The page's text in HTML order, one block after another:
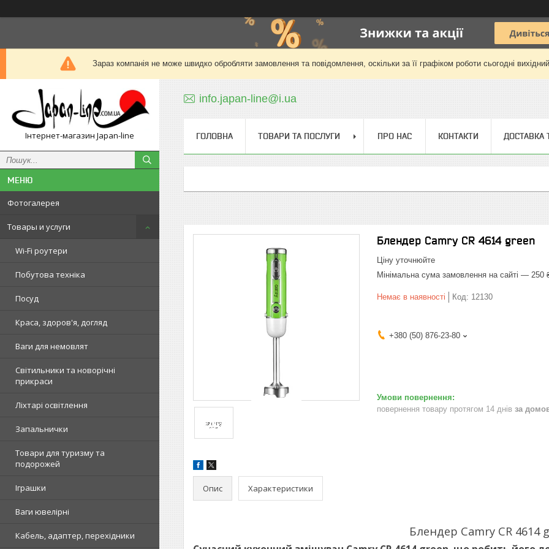
Зараз компанія не може швидко обробляти замовлення та повідомлення, оскільки за її графіком роботи сьогодні
Інтернет-магазин Japan-line
Фотогалерея
Товары и услуги
Wi-Fi роутери
Побутова техніка
Посуд
Краса, здоров'я, догляд
Ваги для немовлят
Світильники та новорічні
прикраси
Ліхтарі освітлення
Запальнички
Товари для туризму та
подорожей
Іграшки
Ваги ювелірні
Кабель, адаптер, перехідники
info.japan-line@i.ua
ГОЛОВНА ТОВАРИ ТА ПОСЛУГИ ПРО НАС КОНТАКТИ ДОСТАВКА
Блендер Camry CR 4614 green
Ціну уточнюйте
Мінімальна сума замовлення на сайті — 250
Немає в наявності Код: 12130
+380 (50) 876-23-80
повернення товару протягом 14 днів за
Опис Характеристики
Блендер Camry CR 4614